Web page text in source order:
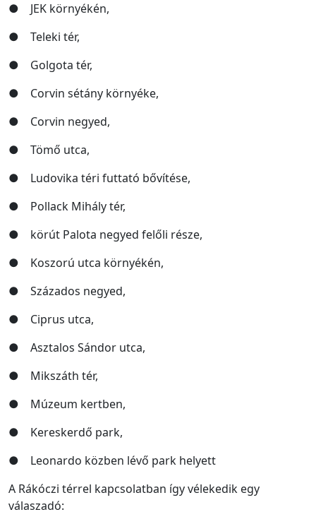
● JEK környékén,
● Teleki tér,
● Golgota tér,
● Corvin sétány környéke,
● Corvin negyed,
● Tömő utca,
● Ludovika téri futtató bővítése,
● Pollack Mihály tér,
● körút Palota negyed felőli része,
● Koszorú utca környékén,
● Százados negyed,
● Ciprus utca,
● Asztalos Sándor utca,
● Mikszáth tér,
● Múzeum kertben,
● Kereskerdő park,
● Leonardo közben lévő park helyett
A Rákóczi térrel kapcsolatban így vélekedik egy
válaszadó: